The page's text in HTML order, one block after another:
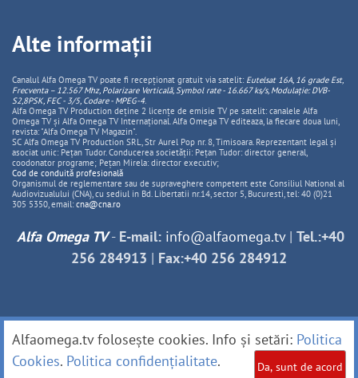
Alte informații
Canalul Alfa Omega TV poate fi recepționat gratuit via satelit: Eutelsat 16A, 16 grade Est,
Frecventa – 12.567 Mhz, PolarizareVerticală, Symbol rate - 16.667 ks/s, Modulație: DVB-
S2,8PSK, FEC - 3/5, Codare - MPEG-4.
Alfa Omega TV Production deține 2 licențe de emisie TV pe satelit: canalele Alfa
Omega TV și Alfa Omega TV Internațional. Alfa Omega TV editeaza, la fiecare doua luni,
revista: "Alfa Omega TV Magazin".
SC Alfa Omega TV Production SRL, Str Aurel Pop nr. 8, Timisoara. Reprezentant legal și
asociat unic: Pețan Tudor. Conducerea societății: Pețan Tudor: director general,
coodonator programe; Pețan Mirela: director executiv;
Cod de conduită profesională
Organismul de reglementare sau de supraveghere competent este Consiliul National al
Audiovizualului (CNA), cu sediul in Bd. Libertatii nr.14, sector 5, Bucuresti, tel: 40 (0)21
305 5350, email: cna@cna.ro
Alfa Omega TV- E-mail: info@alfaomega.tv| Tel.:+40
256 284913 | Fax:+40 256 284912
Alfaomega.tv folosește cookies. Info și setări: Politica
Cookies. Politica confidențialitate. Da, sunt de acord